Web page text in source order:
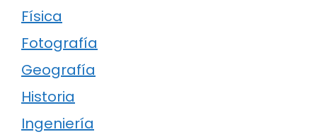
Física
Fotografía
Geografía
Historia
Ingeniería